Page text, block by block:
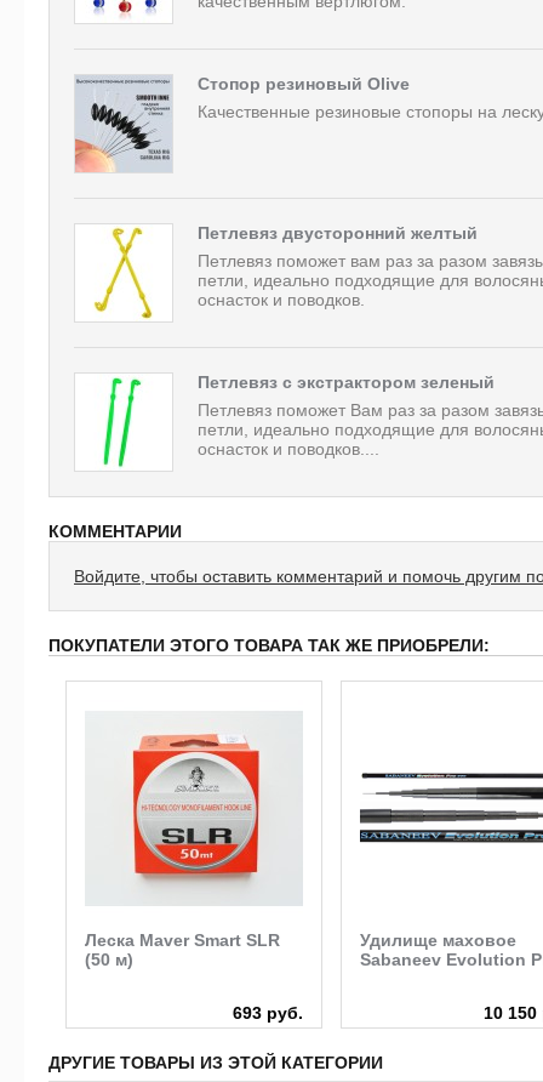
Стопор резиновый Olive
Качественные резиновые стопоры на
Петлевяз двусторонний желтый
Петлевяз поможет вам раз за разом
петли, идеально подходящие для
оснасток и поводков.
Петлевяз с экстрактором зеленый
Петлевяз поможет Вам раз за разом
петли, идеально подходящие для
оснасток и поводков....
КОММЕНТАРИИ
Войдите, чтобы оставить комментарий и помочь другим
ПОКУПАТЕЛИ ЭТОГО ТОВАРА ТАК ЖЕ ПРИОБРЕЛИ:
Леска Maver Smart SLR
(50 м)
693 руб.
Удилище маховое
Sabaneev Evolution
10 150
ДРУГИЕ ТОВАРЫ ИЗ ЭТОЙ КАТЕГОРИИ